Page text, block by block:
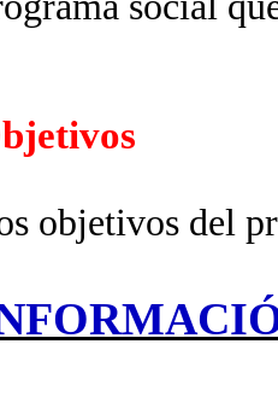
objetivos del